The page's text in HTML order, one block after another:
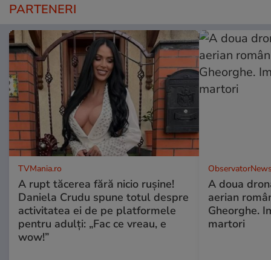
PARTENERI
TVMania.ro
A rupt tăcerea fără nicio rușine!
Daniela Crudu spune totul despre
activitatea ei de pe platformele
pentru adulți: „Fac ce vreau, e
wow!”
A doua
aerian
Gheorghe.
martori